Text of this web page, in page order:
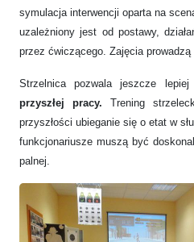
symulacja interwencji oparta na
uzależniony jest od postawy,
przez ćwiczącego. Zajęcia
Strzelnica pozwala jeszcze lepiej
przyszłej pracy. Trening
przyszłości ubieganie się o etat w
funkcjonariusze muszą być
palnej.